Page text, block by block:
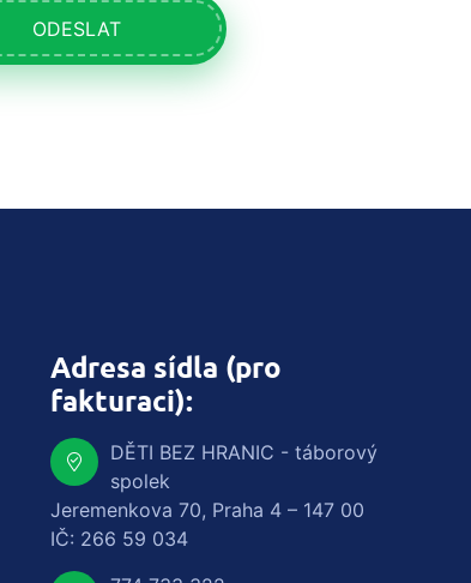
ODESLAT
Adresa sídla (pro
fakturaci):
DĚTI BEZ HRANIC - táborový
spolek
Jeremenkova 70, Praha 4 – 147 00
IČ: 266 59 034